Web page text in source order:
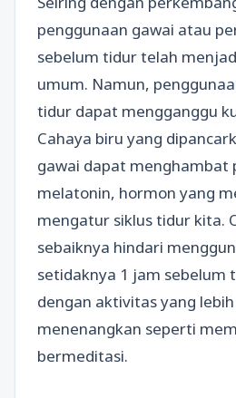
penggunaan gawai atau
sebelum tidur telah
umum. Namun,
tidur dapat mengganggu
Cahaya biru yang
gawai dapat menghambat
melatonin, hormon yang
mengatur siklus tidur kita.
sebaiknya hindari
setidaknya 1 jam sebelum
dengan aktivitas yang
menenangkan seperti
bermeditasi.